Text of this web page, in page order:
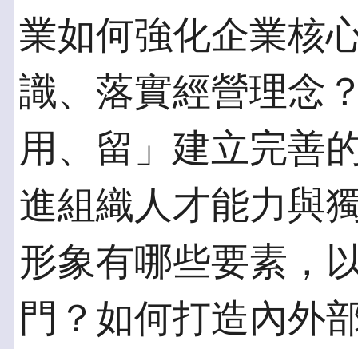
業如何強化企業核
識、落實經營理念
用、留」建立完善
進組織人才能力與
形象有哪些要素，
門？如何打造內外